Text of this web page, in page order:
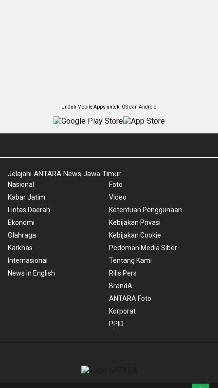
Unduh Mobile Apps untuk iOS dan Android
Jelajahi ANTARA News Jawa Timur
Nasional
Kabar Jatim
Lintas Daerah
Ekonomi
Olahraga
Karkhas
Internasional
News in English
Foto
Video
Ketentuan Penggunaan
Kebijakan Privasi
Kebijakan Cookie
Pedoman Media Siber
Tentang Kami
Rilis Pers
BrandA
ANTARA Foto
Korporat
PPID